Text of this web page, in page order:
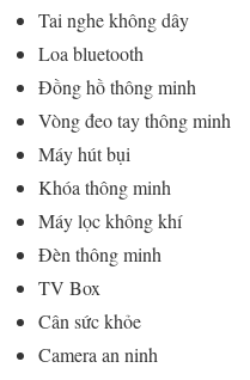
Tai nghe không dây
Loa bluetooth
Đồng hồ thông minh
Vòng đeo tay thông minh
Máy hút bụi
Khóa thông minh
Máy lọc không khí
Đèn thông minh
TV Box
Cân sức khỏe
Camera an ninh